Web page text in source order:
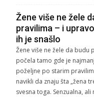
Žene više ne žele
pravilima – i
ih je snašlo
Žene više ne žele da budu
počela tamo gde je
poželjne po starim
navikli da znaju šta „žena
svesna toga. Senzualna, ali